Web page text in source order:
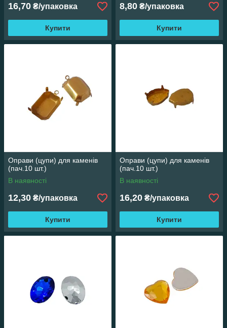
16,70 ₴/упаковка
Купити
8,80 ₴/упаковка
Купити
Оправи (цупи) для каменів
(пач.10 шт.)
В наявності
12,30 ₴/упаковка
Купити
Оправи (цупи) для каменів
(пач.10 шт.)
В наявності
16,20 ₴/упаковка
Купити